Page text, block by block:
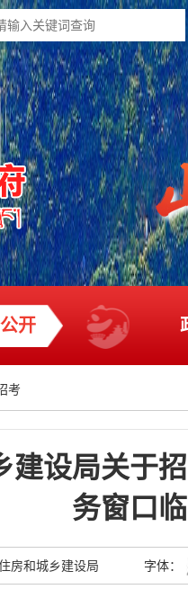
开
考
建设局关于
务窗口
房和城乡建设局 字体：